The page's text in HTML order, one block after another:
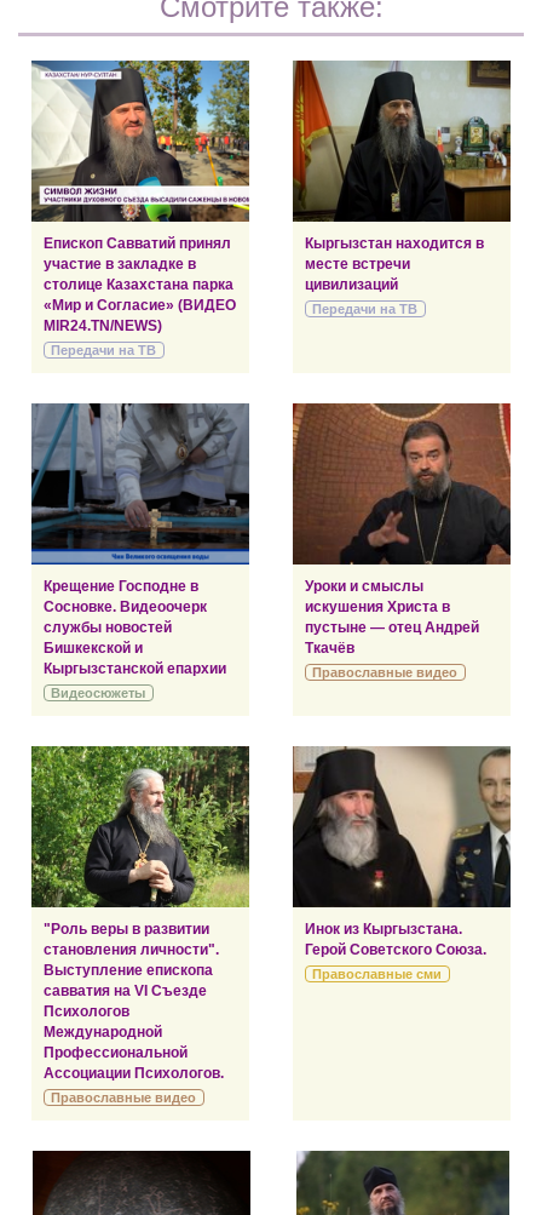
Смотрите также:
Епископ Савватий принял
участие в закладке в
столице Казахстана парка
«Мир и Согласие» (ВИДЕО
MIR24.TN/NEWS)
Передачи на ТВ
Кыргызстан находится в
месте встречи
цивилизаций
Передачи на ТВ
Крещение Господне в
Сосновке. Видеоочерк
службы новостей
Бишкекской и
Кыргызстанской епархии
Видеосюжеты
Уроки и смыслы
искушения Христа в
пустыне — отец Андрей
Ткачёв
Православные видео
"Роль веры в развитии
становления личности".
Выступление епископа
савватия на VI Съезде
Психологов
Международной
Профессиональной
Ассоциации Психологов.
Православные видео
Инок из Кыргызстана.
Герой Советского Союза.
Православные сми